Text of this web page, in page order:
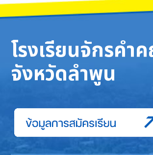
โรงเรียนจักรคำ
จังหวัดลำพูน